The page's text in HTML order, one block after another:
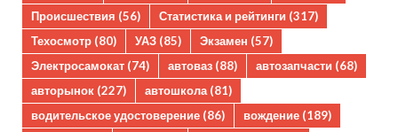
Происшествия (56) Статистика и рейтинги (317)
Техосмотр (80) УАЗ (85) Экзамен (57)
Электросамокат (74) автоваз (88) автозапчасти (68)
авторынок (227) автошкола(81)
водительское удостоверение (86) вождение (189)